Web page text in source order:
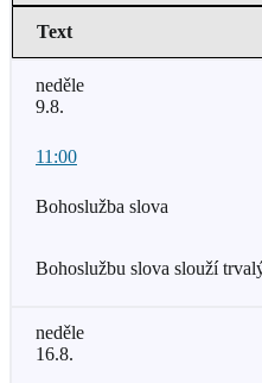
Text
neděle
9.8.
11:00
Bohoslužba slova
Bohoslužbu slova slouží
neděle
16.8.